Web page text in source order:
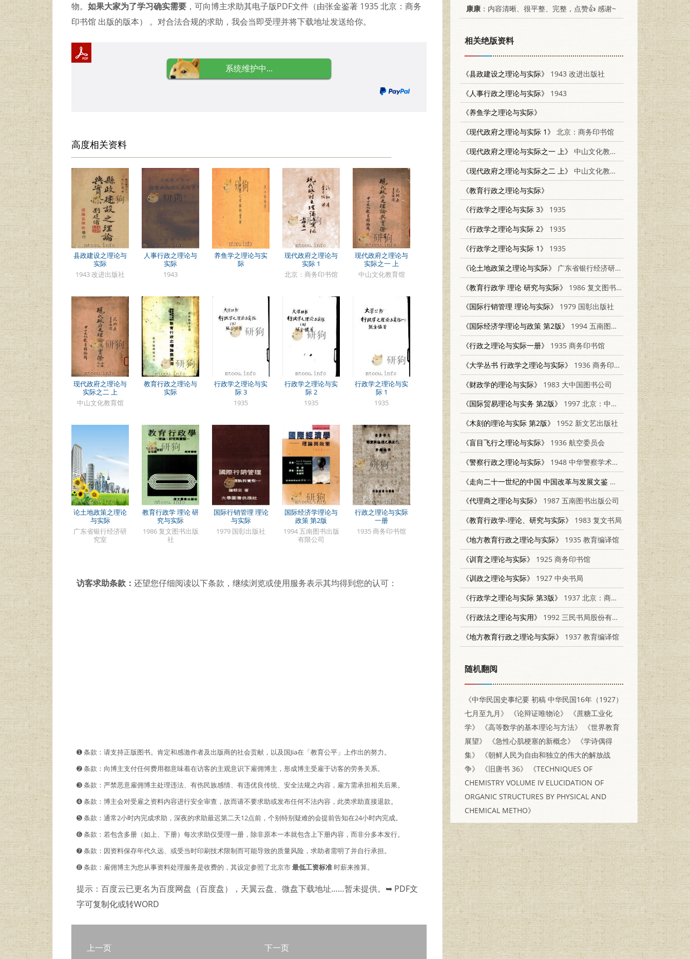
物。 如果大家为了学习确实需要 ，可向博主求助其电子版PDF文件（由张金鉴著 1935 北京：商务
印书馆 出版的版本） 。对合法合规的求助，我会当即受理并将下载地址发送给你。
系统维护中...
高度相关资料
县政建设之理论与
实际
1943 改进出版社
人事行政之理论与
实际
1943
养鱼学之理论与实
际
现代政府之理论与
实际 1
北京：商务印书馆
现代政府之理论与
实际之一 上
中山文化教育馆
现代政府之理论与
实际之二 上
中山文化教育馆
教育行政之理论与
实际
行政学之理论与实
际 3
1935
行政学之理论与实
际 2
1935
行政学之理论与实
际 1
1935
论土地政策之理论
与实际
广东省银行经济研
究室
教育行政学 理论 研
究与实际
1986 复文图书出版
社
国际行销管理 理论
与实际
1979 国彰出版社
国际经济学理论与
政策 第2版
1994 五南图书出版
有限公司
行政之理论与实际
一册
1935 商务印书馆
访客求助条款： 还望您仔细阅读以下条款，继续浏览或使用服务表示其均得到您的认可：
➊️ 条款：请支持正版图书。肯定和感激作者及出版商的社会贡献，以及国Jia在「教育公平」上作出的努力。
➋️️ 条款：向博主支付任何费用都意味着在访客的主观意识下雇佣博主，形成博主受雇于访客的劳务关系。
➌ 条款：严禁恶意雇佣博主处理违法、有伤民族感情、有违优良传统、安全法规之内容，雇方需承担相关后果。
➍ 条款：博主会对受雇之资料内容进行安全审查，故而请不要求助或发布任何不法内容，此类求助直接退款。
➎ 条款：通常2小时内完成求助，深夜的求助最迟第二天12点前，个别特别疑难的会提前告知在24小时内完成。
➏ 条款：若包含多册（如上、下册）每次求助仅受理一册，除非原本一本就包含上下册内容，而非分多本发行。
➐ 条款：因资料保存年代久远、或受当时印刷技术限制而可能导致的质量风险，求助者需明了并自行承担。
➑ 条款：雇佣博主为您从事资料处理服务是收费的，其设定参照了北京市最低工资标准时薪来推算。
提示：百度云已更名为百度网盘（百度盘），天翼云盘、微盘下载地址……暂未提供。 ➥ PDF文
字可复制化或转WORD
上一页 下一页
康康 ：内容清晰、很平整、完整，点赞👍 感谢~
相关绝版资料
《县政建设之理论与实际》
1943 改进出版社
《人事行政之理论与实际》
1943
《养鱼学之理论与实际》
《现代政府之理论与实际 1》
北京：商务印书馆
《现代政府之理论与实际之一 上》
中山文化教育馆
《现代政府之理论与实际之二 上》
中山文化教育馆
《教育行政之理论与实际》
《行政学之理论与实际 3》
1935
《行政学之理论与实际 2》
1935
《行政学之理论与实际 1》
1935
《论土地政策之理论与实际》
广东省银行经济研究室
《教育行政学 理论 研究与实际》
1986 复文图书出版社
《国际行销管理 理论与实际》
1979 国彰出版社
《国际经济学理论与政策 第2版》
1994 五南图书出版有限公司 9571107638
《行政之理论与实际一册》
1935 商务印书馆
《大学丛书 行政学之理论与实际》
1936 商务印书馆
《财政学的理论与实际》
1983 大中国图书公司
《国际贸易理论与实务 第2版》
1997 北京：中共中央党校出版社 7503514876
《木刻的理论与实际 第2版》
1952 新文艺出版社
《盲目飞行之理论与实际》
1936 航空委员会
《警察行政之理论与实际》
1948 中华警察学术研究社
《走向二十一世纪的中国 中国改革与发展文鉴 中国金融卷 第1册》
《代理商之理论与实际》
1987 五南图书出版公司
《教育行政学-理论、研究与实际》
1983 复文书局
《地方教育行政之理论与实际》
1935 教育编译馆
《训育之理论与实际》
1925 商务印书馆
《训政之理论与实际》
1927 中央书局
《行政学之理论与实际 第3版》
1937 北京：商务印书馆
《行政法之理论与实用》
1992 三民书局股份有限公司 9571457167
《地方教育行政之理论与实际》
1937 教育编译馆
随机翻阅
《中华民国史事纪要 初稿 中华民国16年（1927）
七月至九月》
《论辩证唯物论》
《蔗糖工业化
学》
《高等数学的基本理论与方法》
《世界教育
展望》
《急性心肌梗塞的新概念》
《学诗偶得
集》
《朝鲜人民为自由和独立的伟大的解放战
争》
《旧唐书 36》
《TECHNIQUES OF
CHEMISTRY VOLUME IV ELUCIDATION OF
ORGANIC STRUCTURES BY PHYSICAL AND
CHEMICAL METHO》